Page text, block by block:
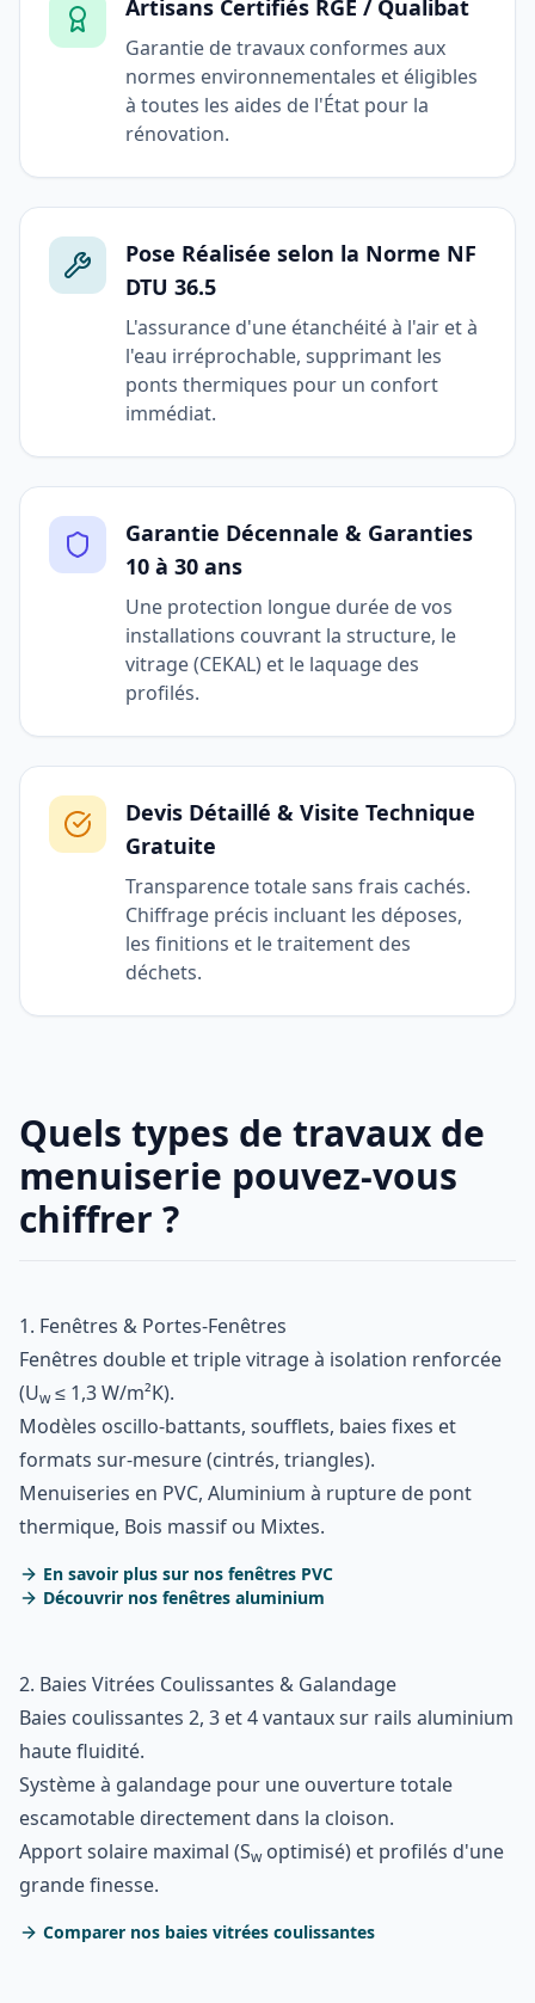
Artisans Certifiés RGE / Qualibat
Garantie de travaux conformes aux
normes environnementales et éligibles
à toutes les aides de l'État pour la
rénovation.
Pose Réalisée selon la Norme NF
DTU 36.5
L'assurance d'une étanchéité à l'air et à
l'eau irréprochable, supprimant les
ponts thermiques pour un confort
immédiat.
Garantie Décennale & Garanties
10 à 30 ans
Une protection longue durée de vos
installations couvrant la structure, le
vitrage (CEKAL) et le laquage des
profilés.
Devis Détaillé & Visite Technique
Gratuite
Transparence totale sans frais cachés.
Chiffrage précis incluant les déposes,
les finitions et le traitement des
déchets.
Quels types de travaux de
menuiserie pouvez-vous
chiffrer ?
1. Fenêtres & Portes-Fenêtres
Fenêtres double et triple vitrage à isolation renforcée
(Uw≤ 1,3 W/m²K).
Modèles oscillo-battants, soufflets, baies fixes et
formats sur-mesure (cintrés, triangles).
Menuiseries en PVC, Aluminium à rupture de pont
thermique, Bois massif ou Mixtes.
En savoir plus sur nos fenêtres PVC
Découvrir nos fenêtres aluminium
2. Baies Vitrées Coulissantes & Galandage
Baies coulissantes 2, 3 et 4 vantaux sur rails aluminium
haute fluidité.
Système à galandage pour une ouverture totale
escamotable directement dans la cloison.
Apport solaire maximal (Swoptimisé) et profilés d'une
grande finesse.
Comparer nos baies vitrées coulissantes